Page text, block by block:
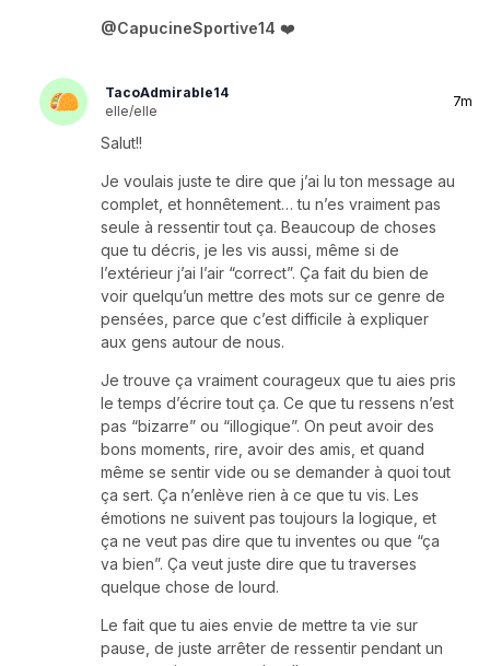
@CapucineSportive14 ❤️
TacoAdmirable14
elle/elle
7m
Salut!!
Je voulais juste te dire que j’ai lu ton message au
complet, et honnêtement… tu n’es vraiment pas
seule à ressentir tout ça. Beaucoup de choses
que tu décris, je les vis aussi, même si de
l’extérieur j’ai l’air “correct”. Ça fait du bien de
voir quelqu’un mettre des mots sur ce genre de
pensées, parce que c’est difficile à expliquer
aux gens autour de nous.
Je trouve ça vraiment courageux que tu aies pris
le temps d’écrire tout ça. Ce que tu ressens n’est
pas “bizarre” ou “illogique”. On peut avoir des
bons moments, rire, avoir des amis, et quand
même se sentir vide ou se demander à quoi tout
ça sert. Ça n’enlève rien à ce que tu vis. Les
émotions ne suivent pas toujours la logique, et
ça ne veut pas dire que tu inventes ou que “ça
va bien”. Ça veut juste dire que tu traverses
quelque chose de lourd.
Le fait que tu aies envie de mettre ta vie sur
pause, de juste arrêter de ressentir pendant un